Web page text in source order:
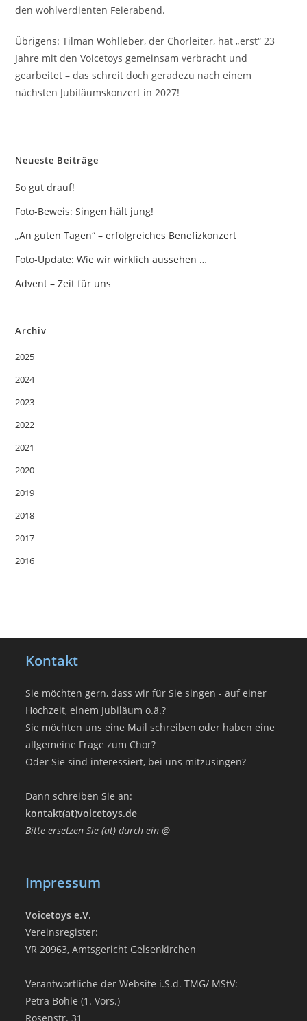
den wohlverdienten Feierabend.
Übrigens: Tilman Wohlleber, der Chorleiter, hat „erst“ 23
Jahre mit den Voicetoys gemeinsam verbracht und
gearbeitet – das schreit doch geradezu nach einem
nächsten Jubiläumskonzert in 2027!
Neueste Beiträge
So gut drauf!
Foto-Beweis: Singen hält jung!
„An guten Tagen“ – erfolgreiches Benefizkonzert
Foto-Update: Wie wir wirklich aussehen …
Advent – Zeit für uns
Archiv
2025
2024
2023
2022
2021
2020
2019
2018
2017
2016
Kontakt
Sie möchten gern, dass wir für Sie singen - auf einer
Hochzeit, einem Jubiläum o.ä.?
Sie möchten uns eine Mail schreiben oder haben eine
allgemeine Frage zum Chor?
Oder Sie sind interessiert, bei uns mitzusingen?
Dann schreiben Sie an:
kontakt(at)voicetoys.de
Bitte ersetzen Sie (at) durch ein @
Impressum
Voicetoys e.V.
Vereinsregister:
VR 20963, Amtsgericht Gelsenkirchen
Verantwortliche der Website i.S.d. TMG/ MStV:
Petra Böhle (1. Vors.)
Rosenstr. 31